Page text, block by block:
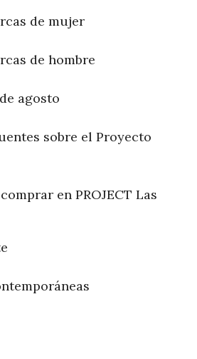
de mujer
de hombre
agosto
sobre el Proyecto
en PROJECT Las